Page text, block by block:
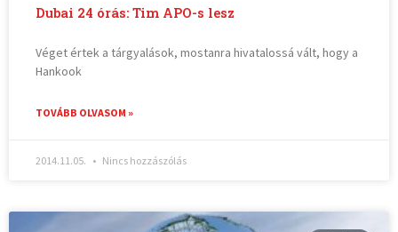
Dubai 24 órás: Tim APO-s lesz
Véget értek a tárgyalások, mostanra hivatalossá vált, hogy a
Hankook
TOVÁBB OLVASOM »
2014.11.05. Nincs hozzászólás